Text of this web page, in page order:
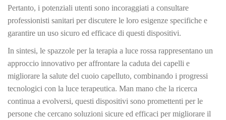
Pertanto, i potenziali utenti sono incoraggiati a consultare
professionisti sanitari per discutere le loro esigenze specifiche e
garantire un uso sicuro ed efficace di questi dispositivi.
In sintesi, le spazzole per la terapia a luce rossa rappresentano un
approccio innovativo per affrontare la caduta dei capelli e
migliorare la salute del cuoio capelluto, combinando i progressi
tecnologici con la luce terapeutica. Man mano che la ricerca
continua a evolversi, questi dispositivi sono promettenti per le
persone che cercano soluzioni sicure ed efficaci per migliorare il